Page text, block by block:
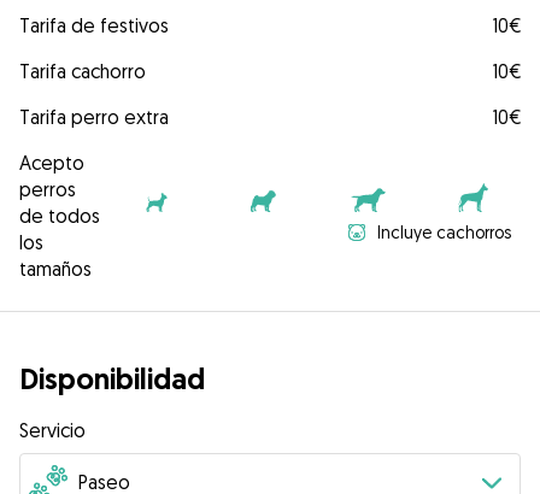
Tarifa de festivos
10€
Tarifa cachorro
10€
Tarifa perro extra
10€
Acepto
perros
de todos
los
tamaños
Incluye cachorros
Disponibilidad
Servicio